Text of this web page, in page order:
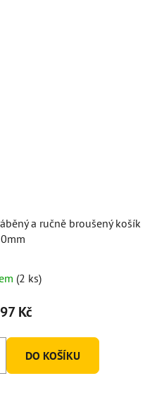
a ručně broušený košík
(2 ks)
Kč
DO KOŠÍKU